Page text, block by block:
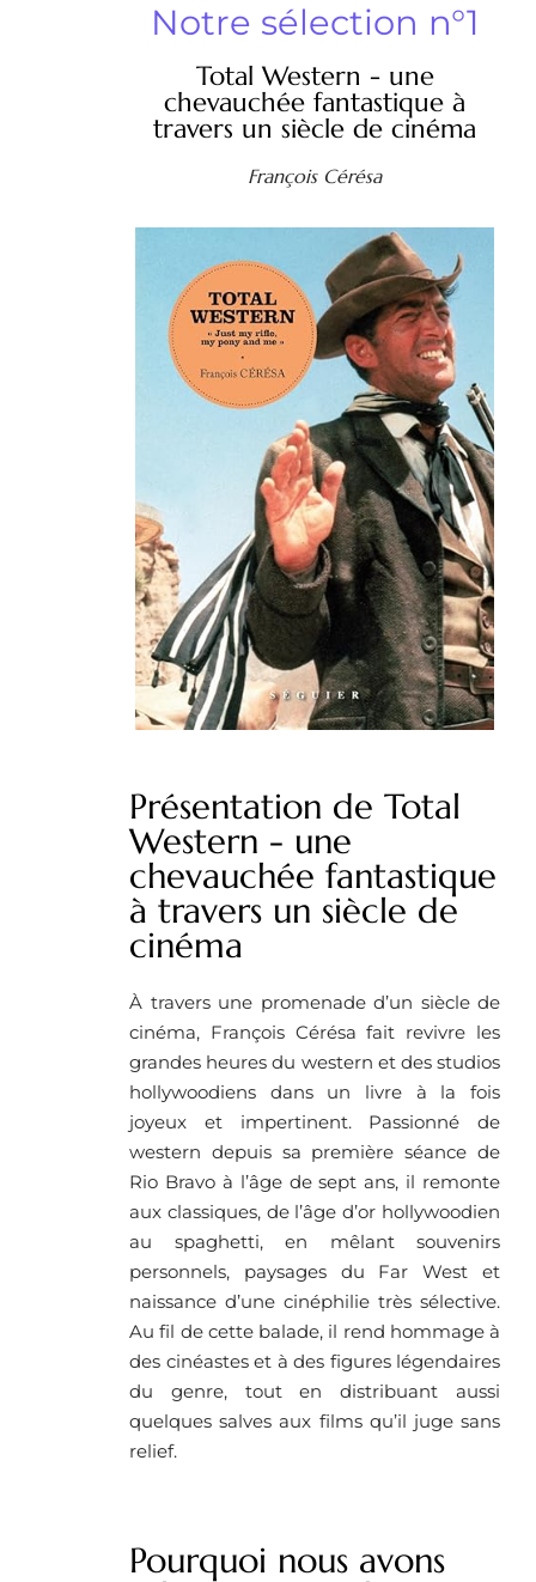
Notre sélection n°1
Total Western - une
chevauchée fantastique à
travers un siècle de cinéma
François Cérésa
Présentation de Total
Western - une
chevauchée fantastique
à travers un siècle de
cinéma
À travers une promenade d’un siècle de
cinéma, François Cérésa fait revivre les
grandes heures du western et des studios
hollywoodiens dans un livre à la fois
joyeux et impertinent. Passionné de
western depuis sa première séance de
Rio Bravo à l’âge de sept ans, il remonte
aux classiques, de l’âge d’or hollywoodien
au spaghetti, en mêlant souvenirs
personnels, paysages du Far West et
naissance d’une cinéphilie très sélective.
Au fil de cette balade, il rend hommage à
des cinéastes et à des figures légendaires
du genre, tout en distribuant aussi
quelques salves aux films qu’il juge sans
relief.
Pourquoi nous avons